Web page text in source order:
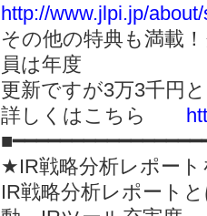
http://www.jlpi.jp/
その他の特典も満載
員は年度
更新ですが3万3千円
詳しくはこちら
★IR戦略分析レポー
IR戦略分析レポート